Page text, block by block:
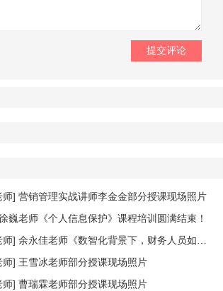
师] 营销管理实战讲师李金金部分授课现场照片
巍老师《个人信息保护》课程培训圆满结束！
师] 余永佳老师《数智化背景下，财务人员如何提升数据分析能力，商业敏锐度》课程圆满结束
师] 王雪冰老师部分授课现场照片
师] 曹瑞霖老师部分授课现场照片